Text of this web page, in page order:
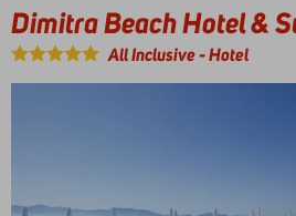
Volop
faciliteiten
Dimitra Beach Hotel &
All Inclusive-Hotel